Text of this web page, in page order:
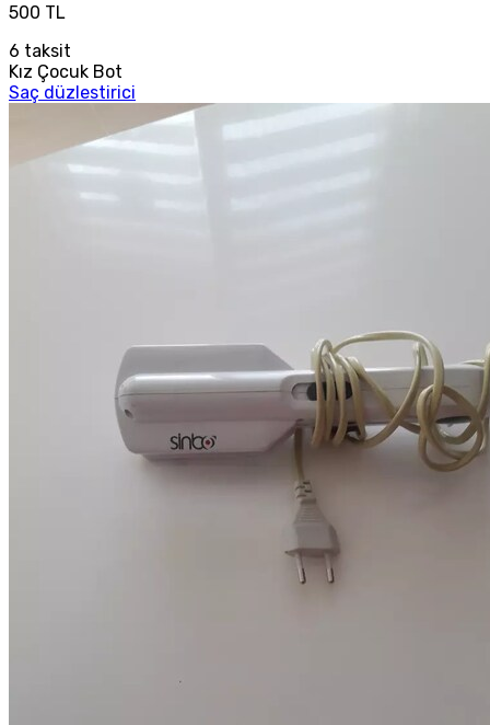
500 TL
6 taksit
Kız Çocuk Bot
Saç düzlestirici